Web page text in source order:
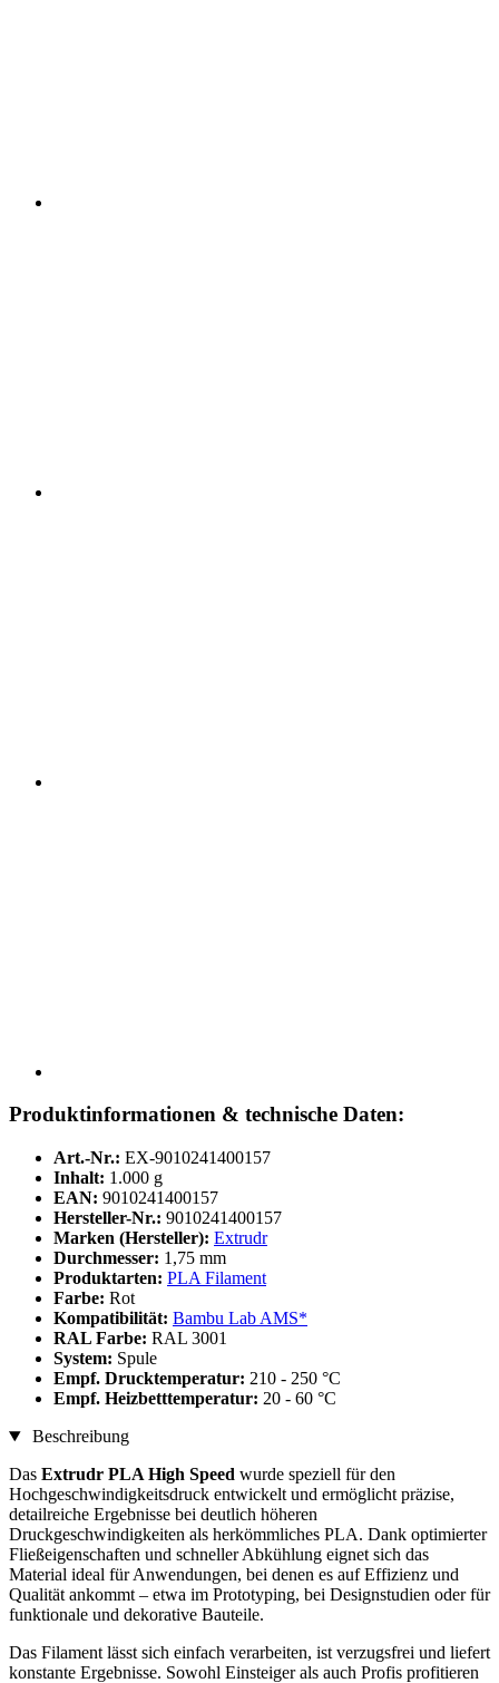
Produktinformationen & technische Daten:
Art.-Nr.: EX-9010241400157
Inhalt: 1.000 g
EAN: 9010241400157
Hersteller-Nr.: 9010241400157
Marken (Hersteller): Extrudr
Durchmesser: 1,75 mm
Produktarten: PLA Filament
Farbe: Rot
Kompatibilität: Bambu Lab AMS*
RAL Farbe: RAL 3001
System: Spule
Empf. Drucktemperatur: 210 - 250 °C
Empf. Heizbetttemperatur: 20 - 60 °C
Beschreibung
Das Extrudr PLA High Speed wurde speziell für den
Hochgeschwindigkeitsdruck entwickelt und ermöglicht präzise,
detailreiche Ergebnisse bei deutlich höheren
Druckgeschwindigkeiten als herkömmliches PLA. Dank optimierter
Fließeigenschaften und schneller Abkühlung eignet sich das
Material ideal für Anwendungen, bei denen es auf Effizienz und
Qualität ankommt – etwa im Prototyping, bei Designstudien oder für
funktionale und dekorative Bauteile.
Das Filament lässt sich einfach verarbeiten, ist verzugsfrei und liefert
konstante Ergebnisse. Sowohl Einsteiger als auch Profis profitieren